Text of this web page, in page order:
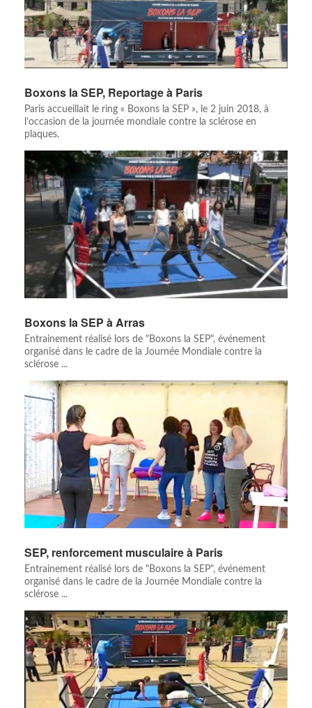
Boxons la SEP, Reportage à Paris
Paris accueillait le ring « Boxons la SEP », le 2 juin 2018, à
l’occasion de la journée mondiale contre la sclérose en
plaques.
Boxons la SEP à Arras
Entrainement réalisé lors de "Boxons la SEP", événement
organisé dans le cadre de la Journée Mondiale contre la
sclérose ...
SEP, renforcement musculaire à Paris
Entrainement réalisé lors de "Boxons la SEP", événement
organisé dans le cadre de la Journée Mondiale contre la
sclérose ...